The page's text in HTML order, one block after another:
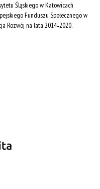
Śląskiego w Katowicach
Funduszu Społecznego w
Rozwój na lata 2014˗2020.